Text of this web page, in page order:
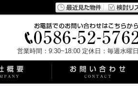
営業時間：9:30~18:00 定休日：毎週水曜日